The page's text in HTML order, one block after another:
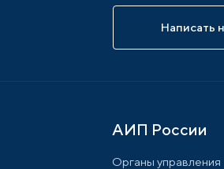
Написать
АИП России
Органы управления